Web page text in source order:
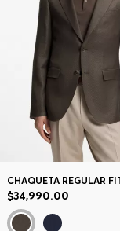
$34,990.00